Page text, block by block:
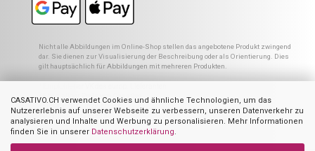
CASATIVO.CH verwendet Cookies und ähnliche Technologien, um das
Nutzererlebnis auf unserer Webseite zu verbessern, unseren Datenverkehr zu
analysieren und Inhalte und Werbung zu personalisieren. Mehr Informationen
finden Sie in unserer Datenschutzerklärung.
Nicht alle Abbildungen im Online-Shop stellen das angebotene Produkt zwingend
dar. Sie dienen zur Visualisierung der Beschreibung oder als Orientierung. Dies
gilt hauptsächlich für Abbildungen mit mehreren Produkten.
Ehemaliger Preis von Casativo
3 Summe der Einzelpreise
4 UVP des Herstellers